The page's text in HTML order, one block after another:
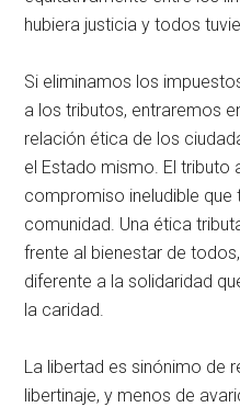
hubiera justicia y todos
Si eliminamos los
a los tributos, entraremos
relación ética de los
el Estado mismo. El tributo
compromiso ineludible
comunidad. Una ética
frente al bienestar de
diferente a la solidaridad
la caridad.
La libertad es sinónimo de
libertinaje, y menos de